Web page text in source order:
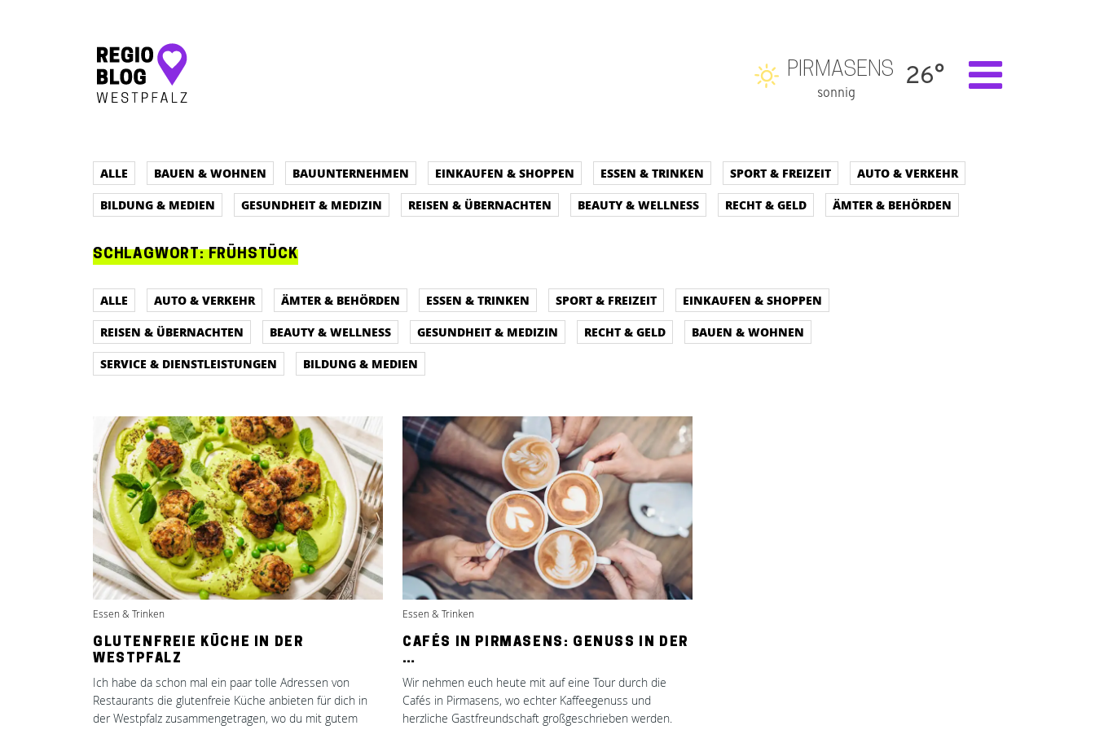
Hauptnavigation
PIRMASENS
sonnig
26°
ALLE BAUEN & WOHNEN BAUUNTERNEHMEN EINKAUFEN & SHOPPEN ESSEN & TRINKEN SPORT & FREIZEIT
AUTO & VERKEHR
BILDUNG & MEDIEN
GESUNDHEIT & MEDIZIN REISEN & ÜBERNACHTEN BEAUTY & WELLNESS RECHT & GELD ÄMTER & BEHÖRDEN
SCHLAGWORT:FRÜHSTÜCK
ALLE AUTO & VERKEHR ÄMTER & BEHÖRDEN ESSEN & TRINKEN SPORT & FREIZEIT
EINKAUFEN & SHOPPEN
REISEN & ÜBERNACHTEN
BEAUTY & WELLNESS GESUNDHEIT & MEDIZIN RECHT & GELD
BAUEN & WOHNEN
SERVICE & DIENSTLEISTUNGEN
BILDUNG & MEDIEN
Essen & Trinken
GLUTENFREIE KÜCHE IN DER
WESTPFALZ
Ich habe da schon mal ein paar tolle Adressen von
Restaurants die glutenfreie Küche anbieten für dich in
der Westpfalz zusammengetragen, wo du mit gutem
Essen & Trinken
CAFÉS IN PIRMASENS: GENUSS IN DER
…
Wir nehmen euch heute mit auf eine Tour durch die
Cafés in Pirmasens, wo echter Kaffeegenuss und
herzliche Gastfreundschaft großgeschrieben werden.